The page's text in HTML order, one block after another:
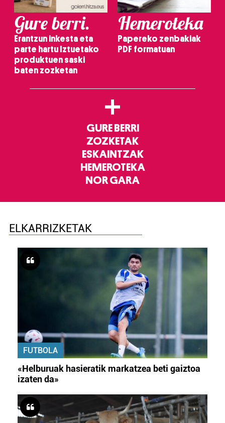
Gure berri.
Erantzun inkesta eta
parte hartu Iztuetako
produktuen saski
baten zozketan
Hemeroteka
Papereko zenbakiak
PDF formatuan
+
GURE BERRI
ZOZKETAK
ESKAINTZAK
HEMEROTEKA
NOR GARA
ELKARRIZKETAK
FUTBOLA
«Helburuak hasieratik markatzea beti gaiztoa
izaten da»